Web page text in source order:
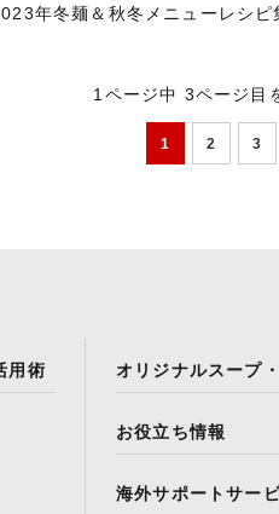
年冬麺＆秋冬メニューレシピ
1ページ中 3ページ目
1 2 3
用術 オリジナルスープ
お役立ち情報
海外サポートサー